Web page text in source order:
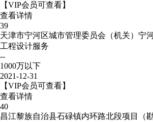
【VIP会员可查看】
查看详情
39
天津市宁河区城市管理委员会（机关）宁
工程设计服务
--
1000万以下
2021-12-31
【VIP会员可查看】
查看详情
40
昌江黎族自治县石碌镇内环路北段项目（